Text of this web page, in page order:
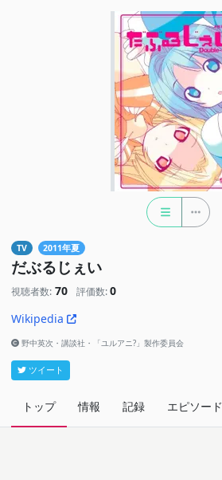
TV 2011年夏
だぶるじぇい
視聴者数: 70 評価数: 0
Wikipedia
野中英次・講談社・「ユルアニ?」製作委員会
ツイート
トップ 情報 記録 エピソード